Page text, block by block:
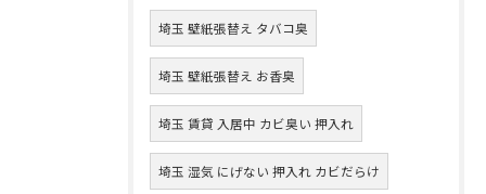
埼玉 壁紙張替え タバコ臭
埼玉 壁紙張替え お香臭
埼玉 賃貸 入居中 カビ臭い 押入れ
埼玉 湿気 にげない 押入れ カビだらけ